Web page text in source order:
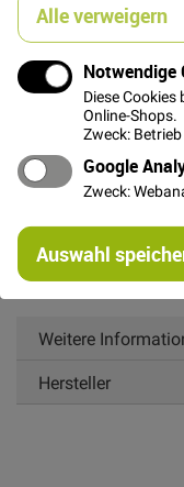
Alle verweigern
Notwendige
Diese
Online-Shops.
Zweck:
Google
Zweck:
Auswahl
Details
Besonderer
von FABLEISM aus
Stoff ist
treffen sich in der
Bekleidung,
geeignet!
Karogröße: ca.
Weitere
Hersteller